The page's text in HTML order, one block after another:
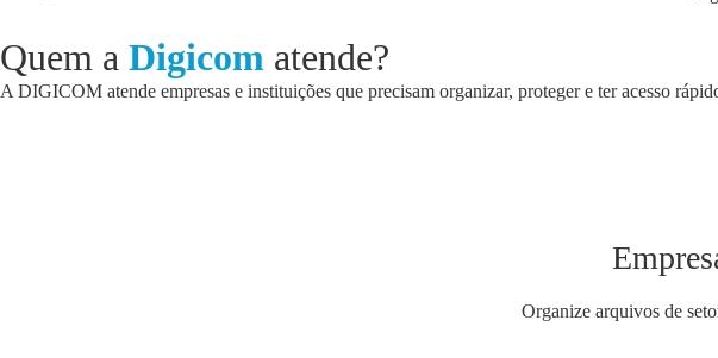
Quem a Digicom atende?
A DIGICOM atende empresas e instituições que precisam organizar, proteger e ter acesso
Organize arquivos de